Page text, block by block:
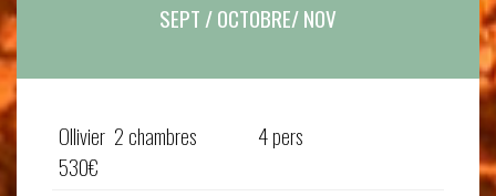
SEPT / OCTOBRE/ NOV
Ollivier 2 chambres 4 pers
530€